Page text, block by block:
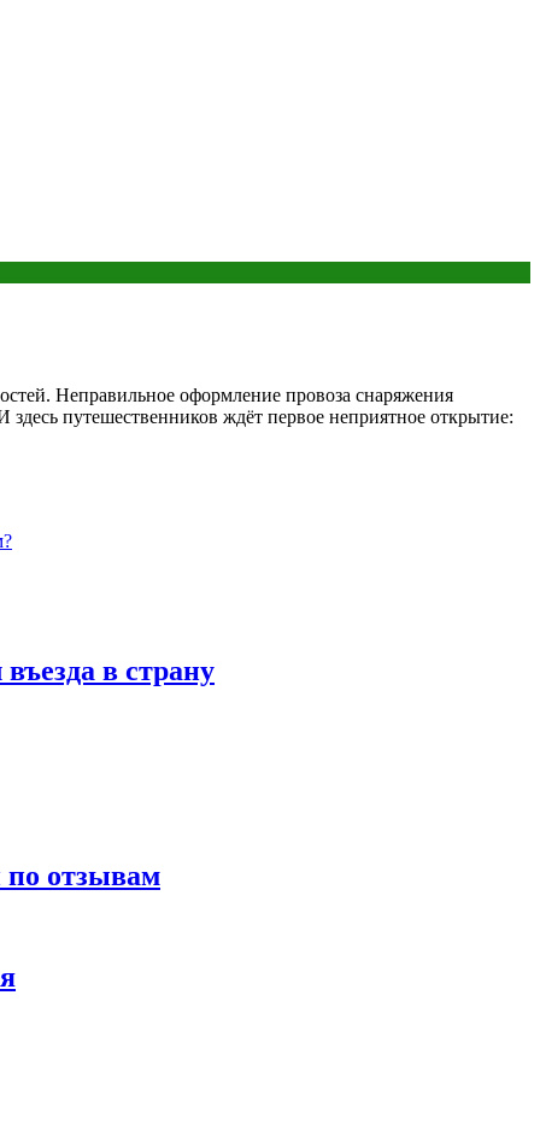
Неправильное оформление провоза снаряжения
путешественников ждёт первое неприятное открытие:
в страну
по отзывам